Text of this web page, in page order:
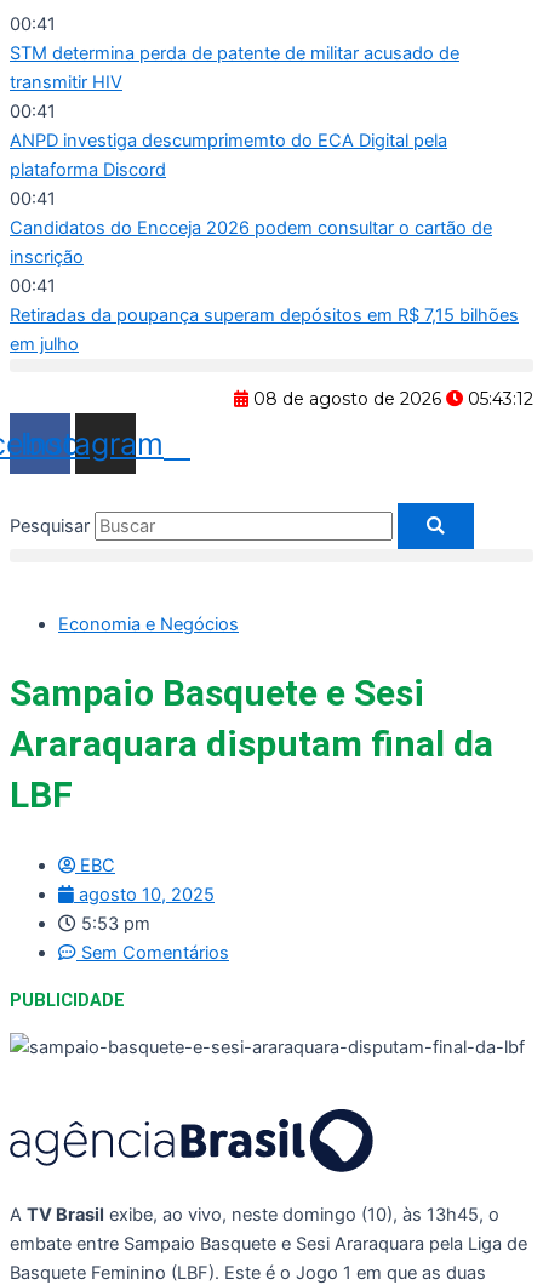
Ir
para
o
conteúdo
00:41
STM determina perda de patente de militar acusado de
transmitir HIV
00:41
ANPD investiga descumprimemto do ECA Digital pela
plataforma Discord
00:41
Candidatos do Encceja 2026 podem consultar o cartão de
inscrição
00:41
Retiradas da poupança superam depósitos em R$ 7,15 bilhões
em julho
08 de agosto de 2026 05:43:13
Instagram
Pesquisar
Economia e Negócios
Sampaio Basquete e Sesi
Araraquara disputam final da
LBF
EBC
agosto 10, 2025
5:53 pm
Sem Comentários
PUBLICIDADE
A TV Brasil exibe, ao vivo, neste domingo (10), às 13h45, o
embate entre Sampaio Basquete e Sesi Araraquara pela Liga de
Basquete Feminino (LBF). Este é o Jogo 1 em que as duas